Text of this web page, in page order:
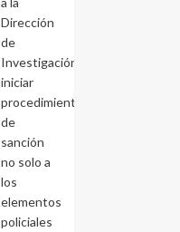
Dirección
de
Investigación
iniciar
procedimientos
de
sanción
no solo a
los
elementos
policiales